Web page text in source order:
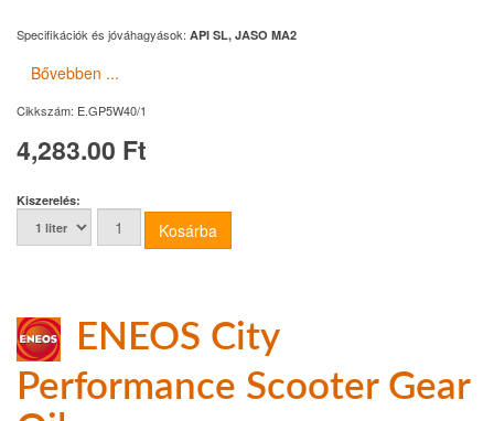
Specifikációk és jóváhagyások: API SL, JASO MA2
Bővebben ...
Cikkszám: E.GP5W40/1
4,283.00 Ft
Kiszerelés:
ENEOS City
Performance Scooter Gear